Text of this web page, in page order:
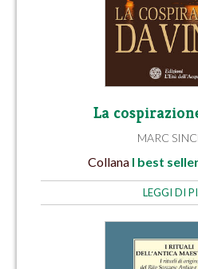
La
MARC
Collana I best
LEGGI DI